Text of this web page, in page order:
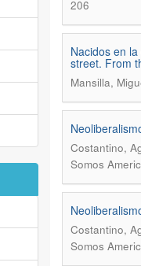
206
Nacidos en
street. From
Mansilla,
Costantino,
Somos
Costantino,
Somos